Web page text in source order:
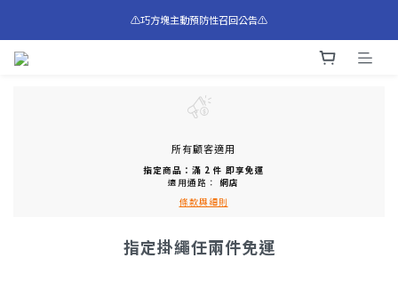
⚠️巧方塊主動預防性召回公告⚠️
⚠️巧方塊主動預防性召回公告⚠️
⚠️巧方塊主動預防性召回公告⚠️
所有顧客適用
指定商品：滿 2 件 即享免運
適用通路： 網店
條款與細則
指定掛繩任兩件免運